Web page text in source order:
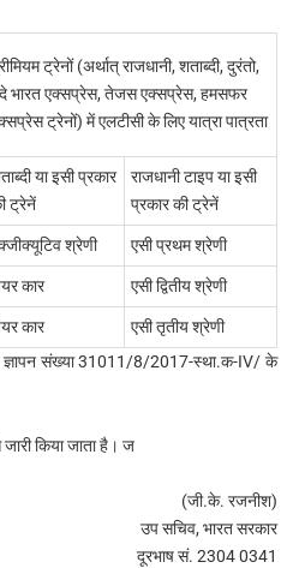
ट्रेनों (अर्थात्‌ राजधानी, शताब्दी, दुरंतो,
भारत एक्सप्रेस, तेजस एक्सप्रेस, हमसफर
ट्रेनों) में एलटीसी के लिए यात्रा पात्रता
या इसी प्रकार
ट्रेनें
राजधानी टाइप या इसी
प्रकार की ट्रेनें
श्रेणी एसी प्रथम श्रेणी
कार एसी द्वितीय श्रेणी
कार
एसी तृतीय श्रेणी
ज्ञापन संख्या 31011/8/2017-स्था.क-IV/ के
किया जाता है। ज
(जी.के. रजनीश)
उप सचिव, भारत सरकार
दूरभाष सं. 2304 0341